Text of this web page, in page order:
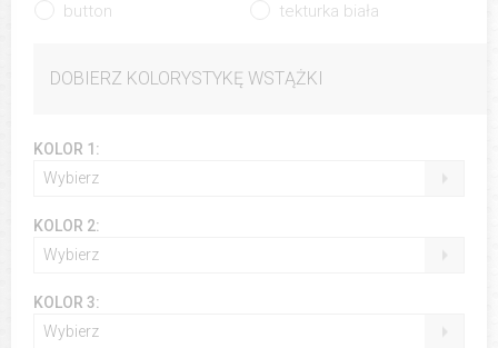
button tekturka biała
DOBIERZ KOLORYSTYKĘ WSTĄŻKI
KOLOR 1:
Wybierz
KOLOR 2:
Wybierz
KOLOR 3:
Wybierz